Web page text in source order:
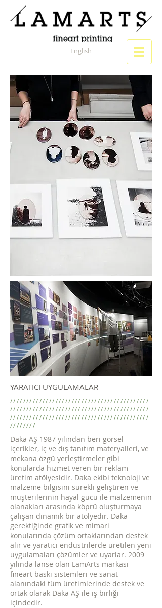
English
YARATICI UYGULAMALAR
///////////////////////////////////////////
///////////////////////////////////////////
///////////////////////////////////////////
////////
Daka AŞ 1987 yılından beri görsel
içerikler, iç ve dış tanıtım materyalleri, ve
mekana özgü yerleştirmeler gibi
konularda hizmet veren bir reklam
üretim atölyesidir. Daka ekibi teknoloji ve
malzeme bilgisini sürekli geliştiren ve
müşterilerinin hayal gücü ile malzemenin
olanakları arasında köprü oluşturmaya
çalışan dinamik bir atölyedir. Daka
gerektiğinde grafik ve mimari
konularında çözüm ortaklarından destek
alır ve yaratıcı endüstrilerde üretilen yeni
uygulamaları çözümler ve uyarlar. 2009
yılında lanse olan LamArts markası
fineart baskı sistemleri ve sanat
alanındaki tüm üretimlerinde destek ve
ortak olarak Daka AŞ ile iş birliği
içindedir.